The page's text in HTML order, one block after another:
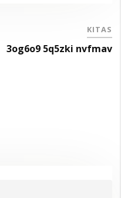
KITAS
3og6o9 5q5zki nvfmav